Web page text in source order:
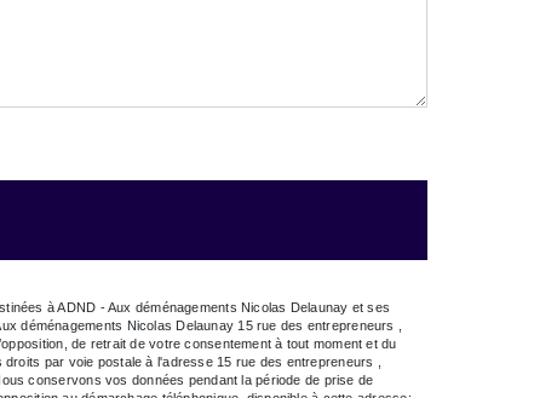
à ADND - Aux déménagements Nicolas Delaunay et ses
déménagements Nicolas Delaunay 15 rue des entrepreneurs ,
de retrait de votre consentement à tout moment et du
par voie postale à l'adresse 15 rue des entrepreneurs ,
conservons vos données pendant la période de prise de